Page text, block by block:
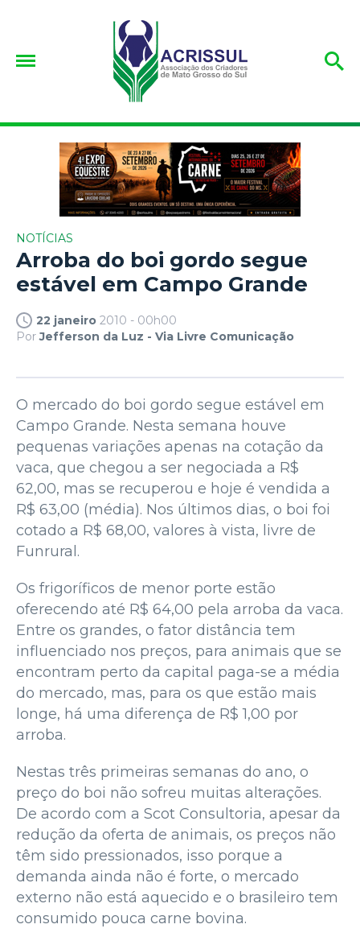
NOTÍCIAS
Arroba do boi gordo segue
estável em Campo Grande
22 janeiro 2010 - 00h00
PorJefferson da Luz - Via Livre Comunicação
O mercado do boi gordo segue estável em
Campo Grande. Nesta semana houve
pequenas variações apenas na cotação da
vaca, que chegou a ser negociada a R$
62,00, mas se recuperou e hoje é vendida a
R$ 63,00 (média). Nos últimos dias, o boi foi
cotado a R$ 68,00, valores à vista, livre de
Funrural.
Os frigoríficos de menor porte estão
oferecendo até R$ 64,00 pela arroba da vaca.
Entre os grandes, o fator distância tem
influenciado nos preços, para animais que se
encontram perto da capital paga-se a média
do mercado, mas, para os que estão mais
longe, há uma diferença de R$ 1,00 por
arroba.
Nestas três primeiras semanas do ano, o
preço do boi não sofreu muitas alterações.
De acordo com a Scot Consultoria, apesar da
redução da oferta de animais, os preços não
têm sido pressionados, isso porque a
demanda ainda não é forte, o mercado
externo não está aquecido e o brasileiro tem
consumido pouca carne bovina.